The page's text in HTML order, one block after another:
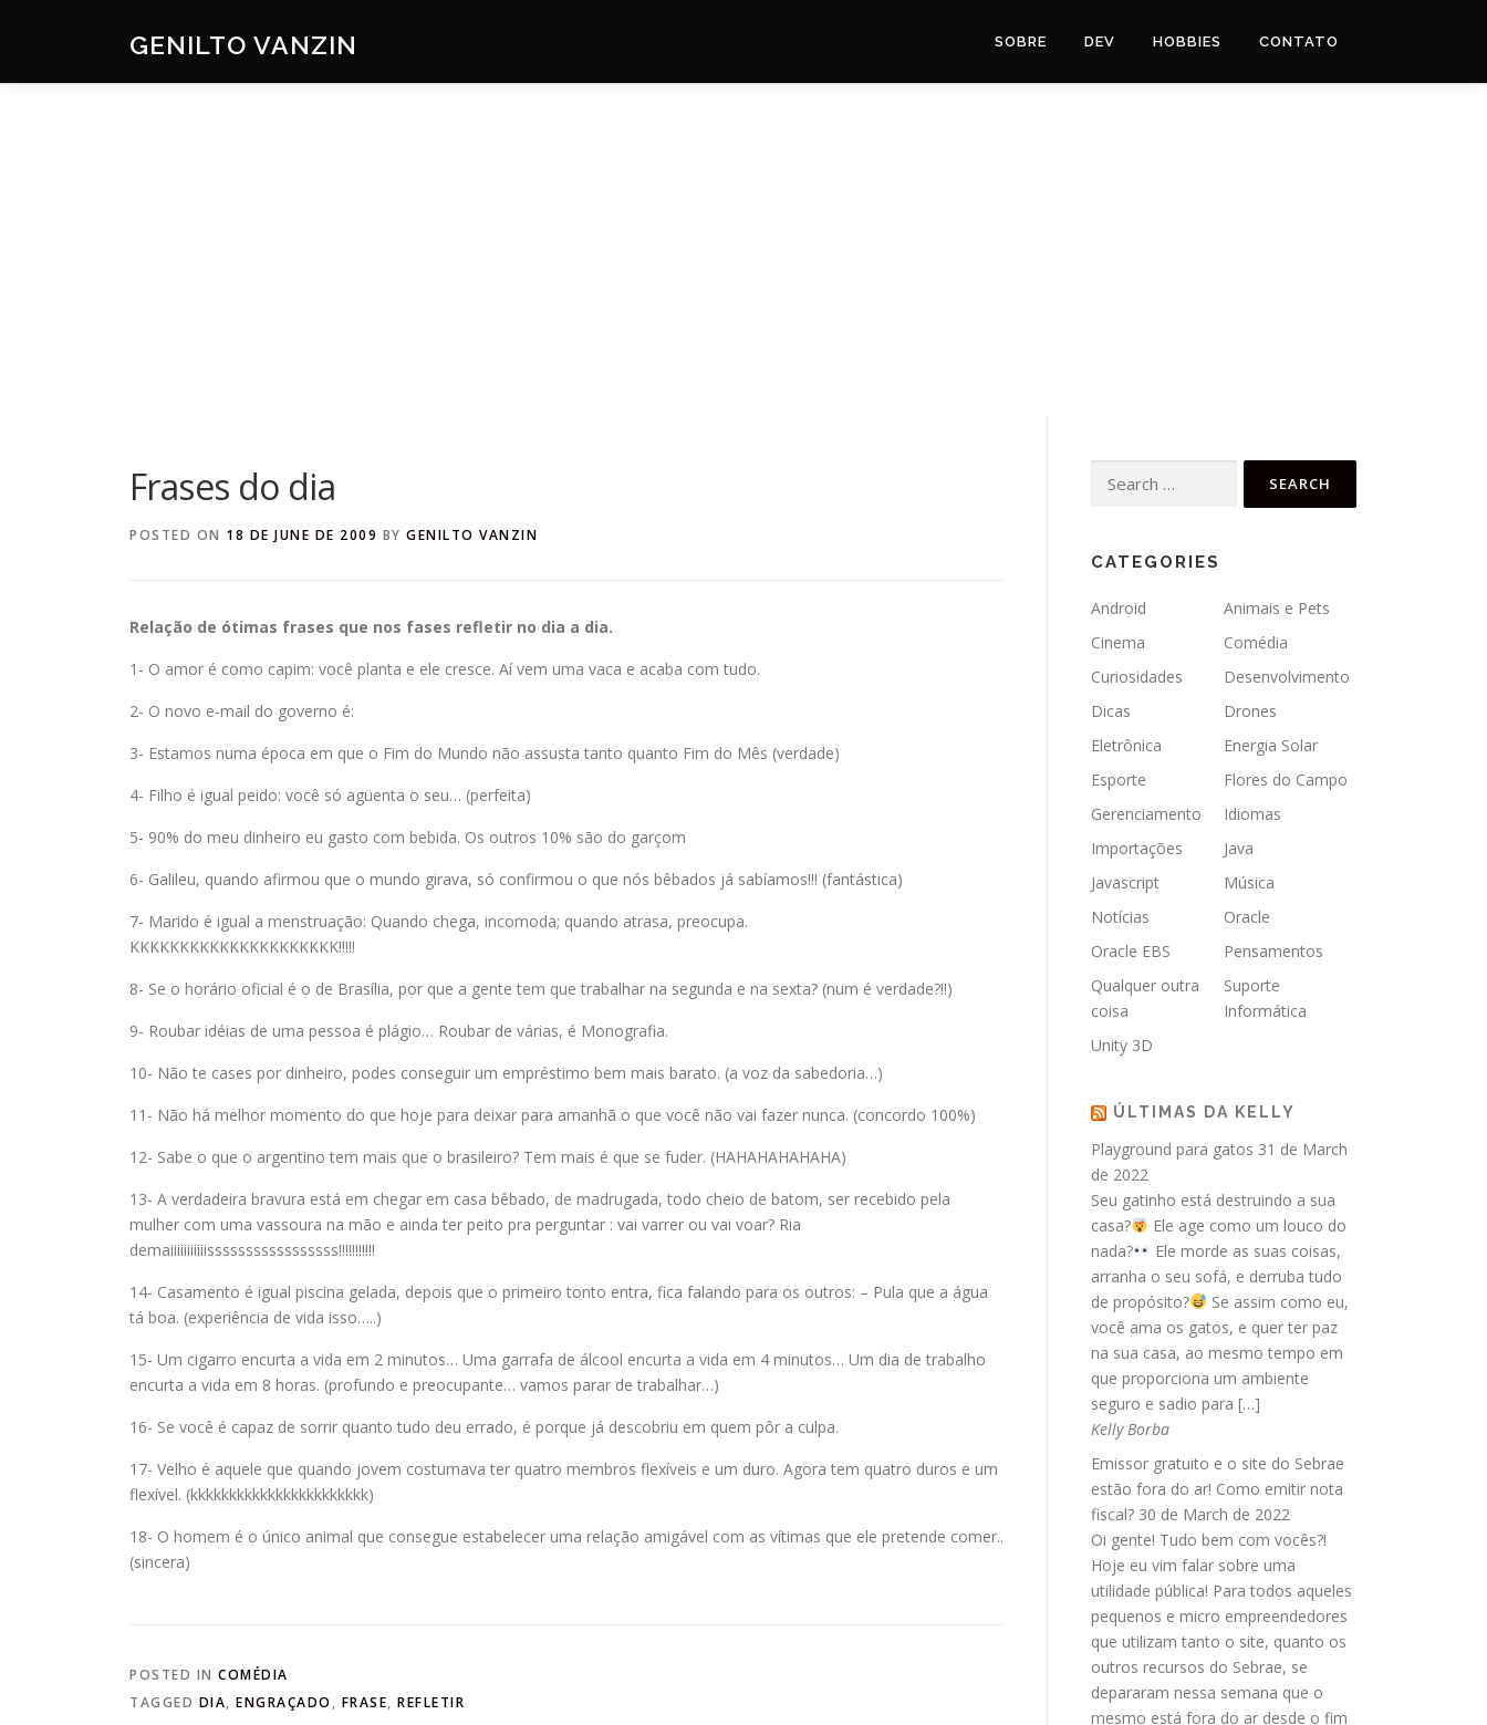
GENILTO VANZIN SOBRE DEV HOBBIES CONTATO
Frases do dia
POSTED ON 18 DE JUNE DE 2009 BY GENILTO VANZIN
Relação de ótimas frases que nos fases refletir no dia a dia.
1- O amor é como capim: você planta e ele cresce. Aí vem uma vaca e acaba com tudo.
2- O novo e-mail do governo é:
3- Estamos numa época em que o Fim do Mundo não assusta tanto quanto Fim do Mês (verdade)
4- Filho é igual peido: você só agüenta o seu… (perfeita)
5- 90% do meu dinheiro eu gasto com bebida. Os outros 10% são do garçom
6- Galileu, quando afirmou que o mundo girava, só confirmou o que nós bêbados já sabíamos!!! (fantástica)
7- Marido é igual a menstruação: Quando chega, incomoda; quando atrasa, preocupa.
KKKKKKKKKKKKKKKKKKKKK!!!!!
8- Se o horário oficial é o de Brasília, por que a gente tem que trabalhar na segunda e na sexta? (num é verdade?!!)
9- Roubar idéias de uma pessoa é plágio… Roubar de várias, é Monografia.
10- Não te cases por dinheiro, podes conseguir um empréstimo bem mais barato. (a voz da sabedoria…)
11- Não há melhor momento do que hoje para deixar para amanhã o que você não vai fazer nunca. (concordo 100%)
12- Sabe o que o argentino tem mais que o brasileiro? Tem mais é que se fuder. (HAHAHAHAHAHA)
13- A verdadeira bravura está em chegar em casa bêbado, de madrugada, todo cheio de batom, ser recebido pela
mulher com uma vassoura na mão e ainda ter peito pra perguntar : vai varrer ou vai voar? Ria
demaiiiiiiiiiiisssssssssssssssss!!!!!!!!!!!
14- Casamento é igual piscina gelada, depois que o primeiro tonto entra, fica falando para os outros: – Pula que a água
tá boa. (experiência de vida isso…..)
15- Um cigarro encurta a vida em 2 minutos… Uma garrafa de álcool encurta a vida em 4 minutos… Um dia de trabalho
encurta a vida em 8 horas. (profundo e preocupante… vamos parar de trabalhar…)
16- Se você é capaz de sorrir quanto tudo deu errado, é porque já descobriu em quem pôr a culpa.
17- Velho é aquele que quando jovem costumava ter quatro membros flexíveis e um duro. Agora tem quatro duros e um
flexível. (kkkkkkkkkkkkkkkkkkkkkkk)
18- O homem é o único animal que consegue estabelecer uma relação amigável com as vítimas que ele pretende comer..
(sincera)
POSTED IN COMÉDIA
TAGGED DIA, ENGRAÇADO , FRASE, REFLETIR
for:
CATEGORIES
Android
Animais e Pets
Cinema
Comédia
Curiosidades
Desenvolvimento
Dicas
Drones
Eletrônica
Energia Solar
Esporte
Flores do Campo
Gerenciamento
Idiomas
Importações
Java
Javascript
Música
Notícias
Oracle
Oracle EBS
Pensamentos
Qualquer outra
coisa
Suporte
Informática
Unity 3D
ÚLTIMAS DA KELLY
Playground para gatos 31 de March
de 2022
Seu gatinho está destruindo a sua
casa?
Ele age como um louco do
nada?
Ele morde as suas coisas,
arranha o seu sofá, e derruba tudo
de propósito?
Se assim como eu,
você ama os gatos, e quer ter paz
na sua casa, ao mesmo tempo em
que proporciona um ambiente
seguro e sadio para […]
Kelly Borba
Emissor gratuito e o site do Sebrae
estão fora do ar! Como emitir nota
fiscal? 30 de March de 2022
Oi gente! Tudo bem com vocês?!
Hoje eu vim falar sobre uma
utilidade pública! Para todos aqueles
pequenos e micro empreendedores
que utilizam tanto o site, quanto os
outros recursos do Sebrae, se
depararam nessa semana que o
mesmo está fora do ar desde o fim